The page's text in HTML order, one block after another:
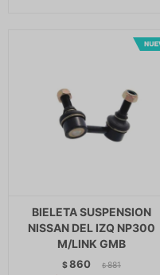
BIELETA SUSPENSION
NISSAN DEL IZQ NP300
M/LINK GMB
$860 $ 881